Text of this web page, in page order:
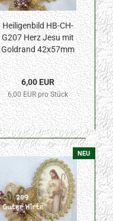
Heiligenbild HB-CH-
G207 Herz Jesu mit
Goldrand 42x57mm
6,00 EUR
6,00 EUR pro Stück
NEU